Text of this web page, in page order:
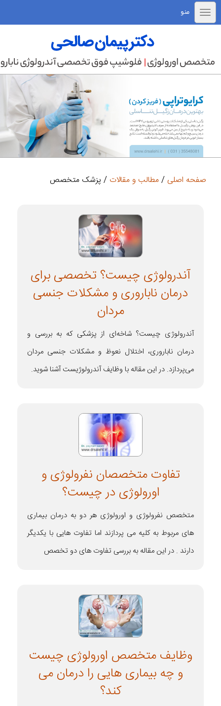
منو
صفحه اصلی / مطالب و مقالات / پزشک متخصص
آندرولوژی چیست؟ تخصصی برای
درمان ناباروری و مشکلات جنسی
مردان
آندرولوژی چیست؟ شاخه‌ای از پزشکی که به بررسی و
درمان ناباروری، اختلال نعوظ و مشکلات جنسی مردان
می‌پردازد. در این مقاله با وظایف آندرولوژیست آشنا شوید.
تفاوت متخصصان نفرولوژی و
اورولوژی در چیست؟
متخصص نفرولوژی و اورولوژی هر دو به درمان بیماری
های مربوط به کلیه می پردازند اما تفاوت هایی با یکدیگر
دارند . در این مقاله به بررسی تفاوت های دو تخصص
وظایف متخصص اورولوژی چیست
و چه بیماری هایی را درمان می
کند؟